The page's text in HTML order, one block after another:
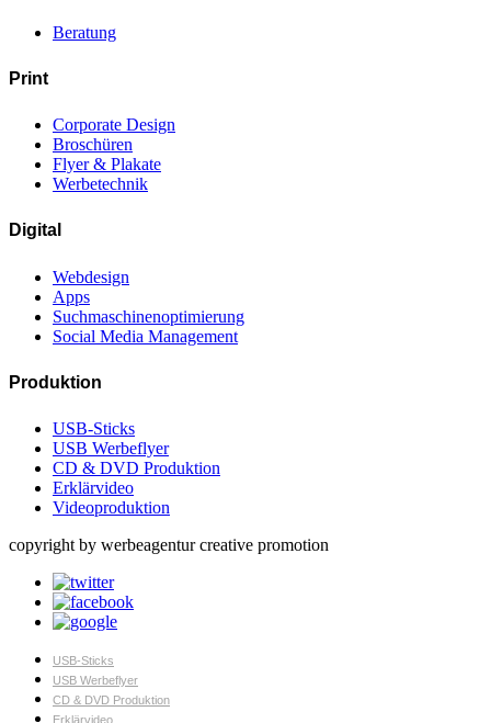
Beratung
Print
Corporate Design
Broschüren
Flyer & Plakate
Werbetechnik
Digital
Webdesign
Apps
Suchmaschinenoptimierung
Social Media Management
Produktion
USB-Sticks
USB Werbeflyer
CD & DVD Produktion
Erklärvideo
Videoproduktion
copyright by werbeagentur creative promotion
USB-Sticks
USB Werbeflyer
CD & DVD Produktion
Erklärvideo